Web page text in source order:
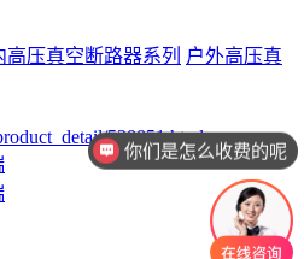
高压真空断路器系列 户外高压真
538851.html
你们是怎么收费的呢